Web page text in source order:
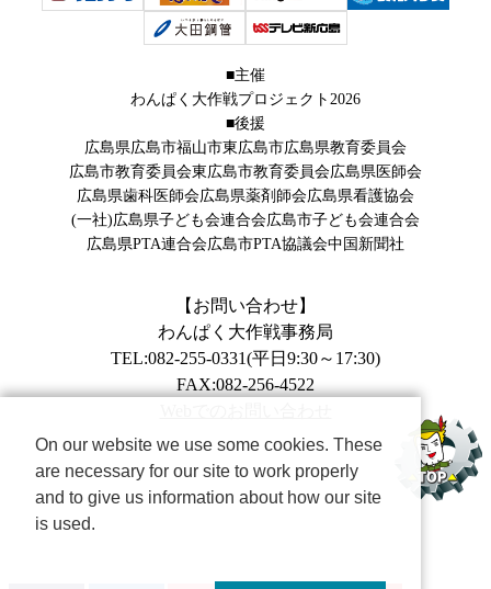
■主催
わんぱく大作戦プロジェクト2026
■後援
広島県広島市福山市東広島市広島県教育委員会
広島市教育委員会東広島市教育委員会広島県医師会
広島県歯科医師会広島県薬剤師会広島県看護協会
(一社)広島県子ども会連合会広島市子ども会連合会
広島県PTA連合会広島市PTA協議会中国新聞社
【お問い合わせ】
わんぱく大作戦事務局
TEL:082-255-0331(平日9:30～17:30)
FAX:082-256-4522
On our website we use some cookies. These
are necessary for our site to work properly
and to give us information about how our site
is used.